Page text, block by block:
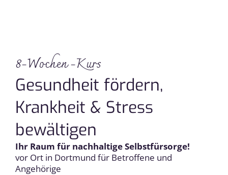
8-Wochen -Kurs
Gesundheit fördern,
Krankheit & Stress
bewältigen
Ihr Raum für nachhaltige Selbstfürsorge!
vor Ort in Dortmund für Betroffene und
Angehörige